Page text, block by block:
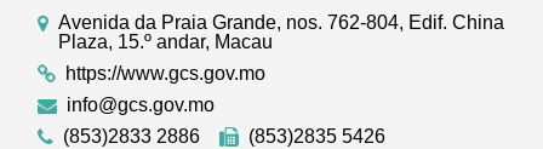
Avenida da Praia Grande, nos. 762-804, Edif. China
Plaza, 15.º andar, Macau
https://www.gcs.gov.mo
info@gcs.gov.mo
(853)2833 2886
(853)2835 5426